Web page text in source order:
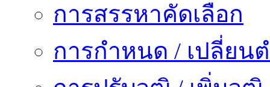
การสรรหาคัดเลือก
การกำหนด / เปลี่ยน